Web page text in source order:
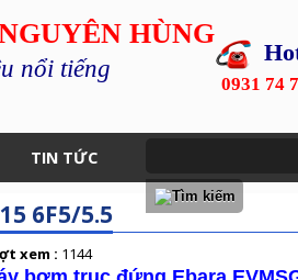
HÙNG
nổi tiếng
0931 74
TIN TỨC
6F5/5.5
xem : 1144